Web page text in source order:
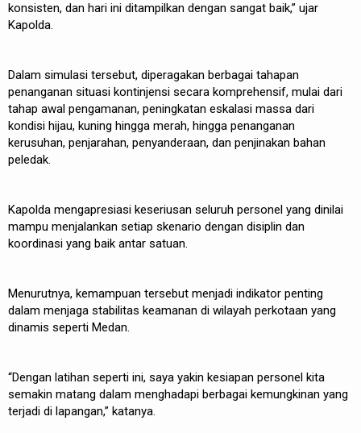
konsisten, dan hari ini ditampilkan dengan sangat baik,” ujar
Kapolda.
Dalam simulasi tersebut, diperagakan berbagai tahapan
penanganan situasi kontinjensi secara komprehensif, mulai dari
tahap awal pengamanan, peningkatan eskalasi massa dari
kondisi hijau, kuning hingga merah, hingga penanganan
kerusuhan, penjarahan, penyanderaan, dan penjinakan bahan
peledak.
Kapolda mengapresiasi keseriusan seluruh personel yang dinilai
mampu menjalankan setiap skenario dengan disiplin dan
koordinasi yang baik antar satuan.
Menurutnya, kemampuan tersebut menjadi indikator penting
dalam menjaga stabilitas keamanan di wilayah perkotaan yang
dinamis seperti Medan.
“Dengan latihan seperti ini, saya yakin kesiapan personel kita
semakin matang dalam menghadapi berbagai kemungkinan yang
terjadi di lapangan,” katanya.